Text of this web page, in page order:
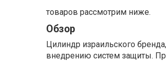
товаров рассмотрим ниже.
Обзор
Цилиндр израильского
внедрению систем защиты.